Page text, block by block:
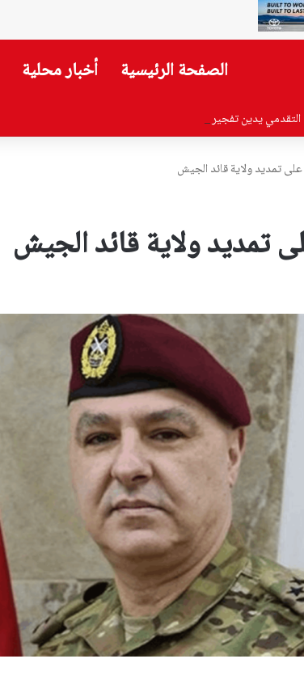
الصفحة الرئيسية أخبار محلية
التقدمي يدين تفجير جرمانا: محاولة لضرب استقرار سوريا
تمديد ولاية قائد الجيش
ولاية قائد الجيش